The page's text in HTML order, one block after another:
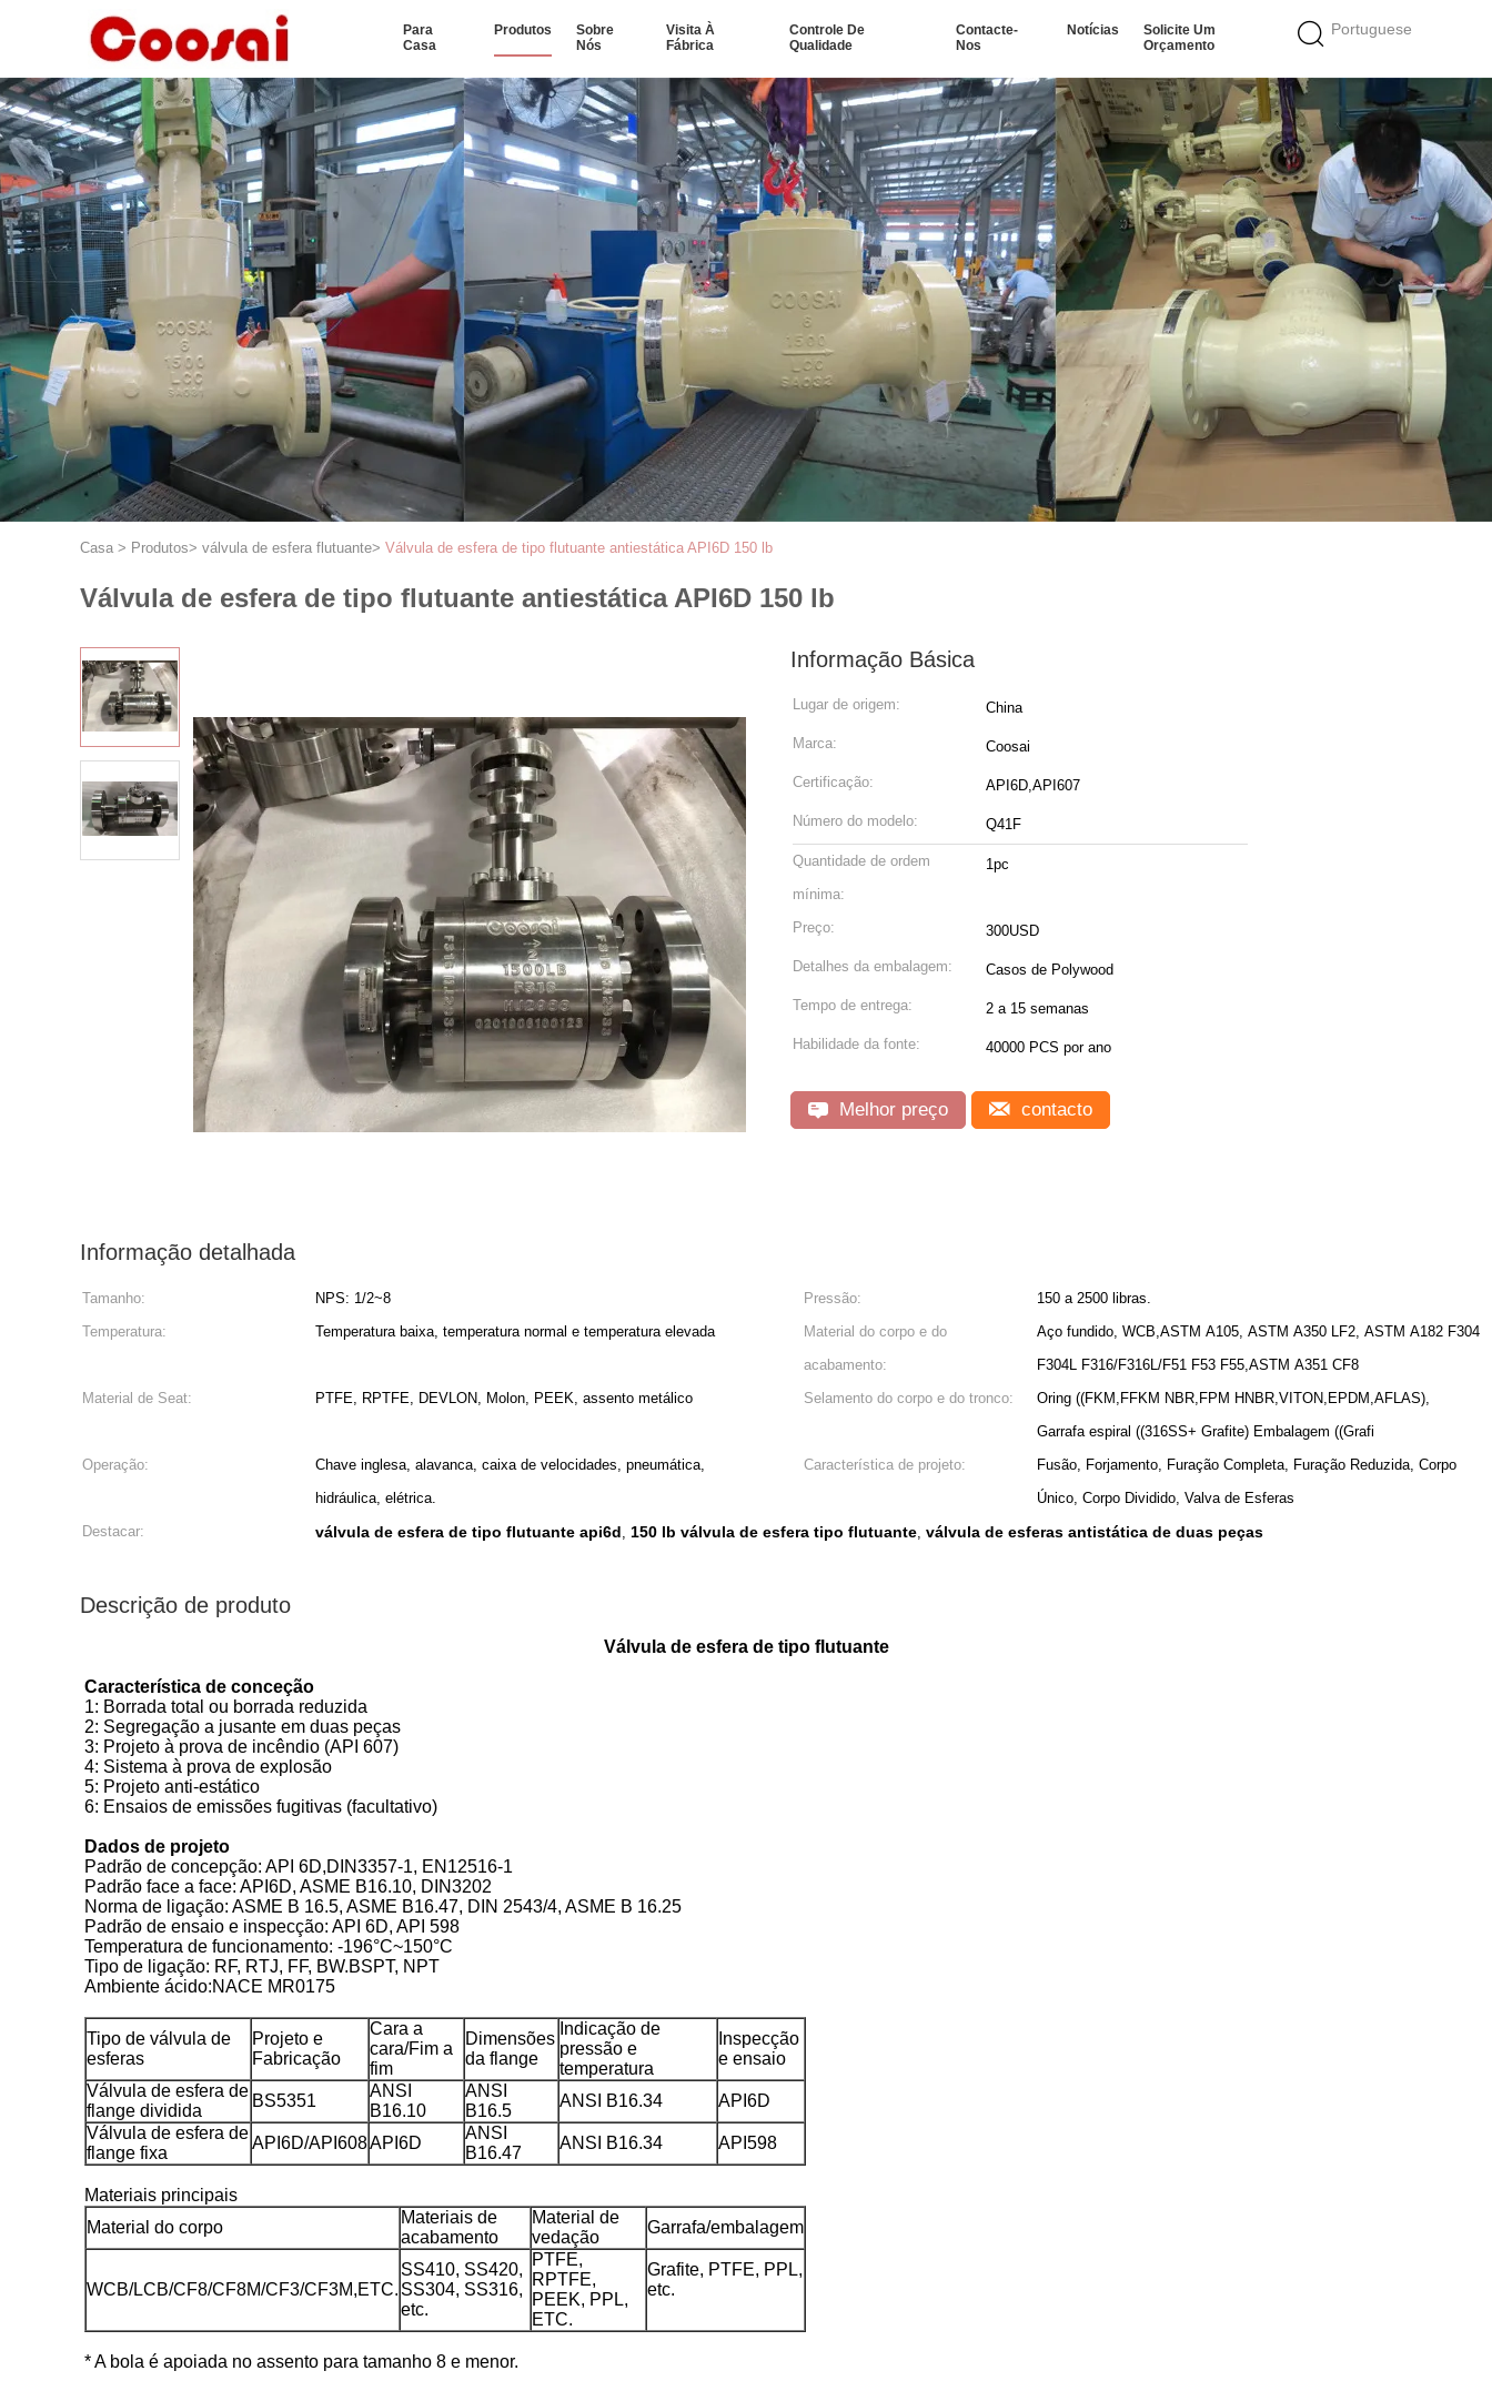
Portuguese
Para
Casa
Produtos
Sobre
Nós
Visita À
Fábrica
Controle De
Qualidade
Contacte-
Nos
Notícias
Solicite Um
Orçamento
Casa > Produtos> válvula de esfera flutuante> Válvula de esfera de tipo flutuante antiestática API6D 150 lb
Válvula de esfera de tipo flutuante antiestática API6D 150 lb
Informação Básica
Lugar de origem: China
Marca: Coosai
Certificação: API6D,API607
Número do modelo: Q41F
Quantidade de ordem
mínima:
1pc
Preço: 300USD
Detalhes da embalagem: Casos de Polywood
Tempo de entrega: 2 a 15 semanas
Habilidade da fonte: 40000 PCS por ano
Melhor preço contacto
Informação detalhada
Tamanho: NPS: 1/2~8 Pressão:
150 a 2500 libras.
Temperatura:
Temperatura baixa, temperatura normal e temperatura elevada
Material do corpo e do
acabamento:
Aço fundido, WCB,ASTM A105, ASTM A350 LF2, ASTM A182 F304
F304L F316/F316L/F51 F53 F55,ASTM A351 CF8
Material de Seat:
PTFE, RPTFE, DEVLON, Molon, PEEK, assento metálico Selamento do corpo e do tronco:
Oring ((FKM,FFKM NBR,FPM HNBR,VITON,EPDM,AFLAS),
Garrafa espiral ((316SS+ Grafite) Embalagem ((Grafi
Operação:
Chave inglesa, alavanca, caixa de velocidades, pneumática,
hidráulica, elétrica.
Característica de projeto:
Fusão, Forjamento, Furação Completa, Furação Reduzida, Corpo
Único, Corpo Dividido, Valva de Esferas
Destacar:
válvula de esfera de tipo flutuante api6d, 150 lb válvula de esfera tipo flutuante, válvula de esferas antistática de duas peças
Descrição de produto
Válvula de esfera de tipo flutuante
Característica de conceção
1: Borrada total ou borrada reduzida
2: Segregação a jusante em duas peças
3: Projeto à prova de incêndio (API 607)
4: Sistema à prova de explosão
5: Projeto anti-estático
6: Ensaios de emissões fugitivas (facultativo)
Dados de projeto
Padrão de concepção: API 6D,DIN3357-1, EN12516-1
Padrão face a face: API6D, ASME B16.10, DIN3202
Norma de ligação: ASME B 16.5, ASME B16.47, DIN 2543/4, ASME B 16.25
Padrão de ensaio e inspecção: API 6D, API 598
Temperatura de funcionamento: -196°C~150°C
Tipo de ligação: RF, RTJ, FF, BW.BSPT, NPT
Ambiente ácido:NACE MR0175
Tipo de válvula de
esferas
Projeto e
Fabricação
Cara a
cara/Fim a
fim
Dimensões
da flange
Indicação de
pressão e
temperatura
Inspecção
e ensaio
Válvula de esfera de
flange dividida
BS5351
ANSI
B16.10
ANSI
B16.5
ANSI B16.34
API6D
Válvula de esfera de
flange fixa
API6D/API608API6D
ANSI
B16.47
ANSI B16.34 API598
Materiais principais
Material do corpo
Materiais de
acabamento
Material de
vedação
Garrafa/embalagem
WCB/LCB/CF8/CF8M/CF3/CF3M,ETC.
SS410, SS420,
SS304, SS316,
etc.
PTFE,
RPTFE,
PEEK, PPL,
ETC.
Grafite, PTFE, PPL,
etc.
* A bola é apoiada no assento para tamanho 8 e menor.